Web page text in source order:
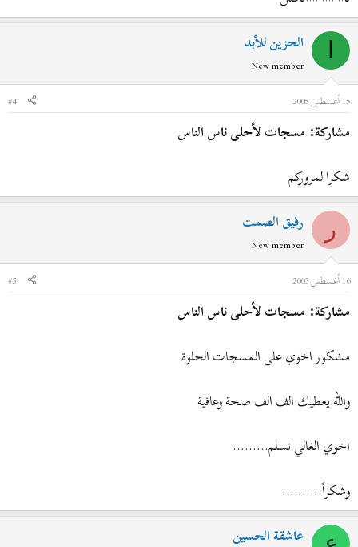
الحزين للأبد
New member
15 أغسطس 2005
#4
مشاركة: مسجات لأحلى ناس الناس
شكرا لمروركم
ر رفيق الصمت
New member
16 أغسطس 2005
#5
مشاركة: مسجات لأحلى ناس الناس
مشكور اخوي على المسجات الحلوة
والله يعطيك الف الف صحة وعافية
اخوي الغالي تسلم.........
وشكراً..........
عاشقة الحسين